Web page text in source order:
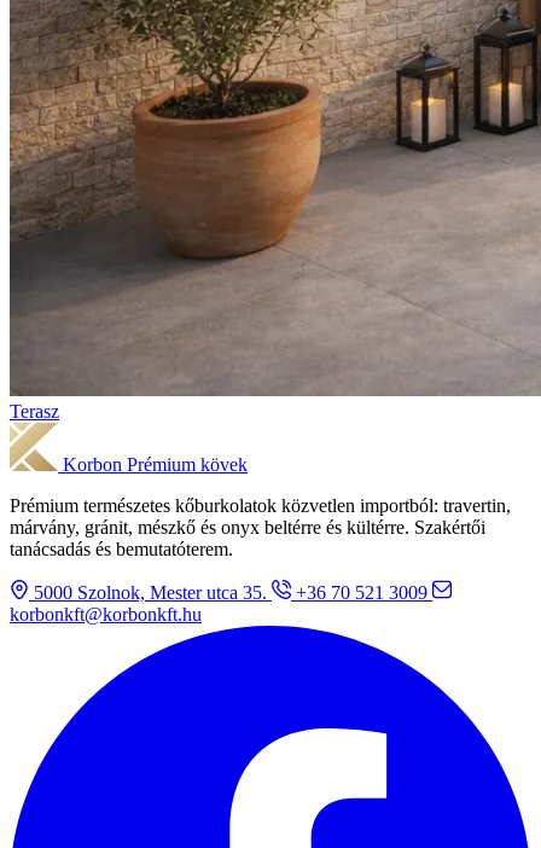
Terasz
Korbon Prémium kövek
Prémium természetes kőburkolatok közvetlen importból: travertin,
márvány, gránit, mészkő és onyx beltérre és kültérre. Szakértői
tanácsadás és bemutatóterem.
5000 Szolnok, Mester utca 35.
+36 70 521 3009
korbonkft@korbonkft.hu